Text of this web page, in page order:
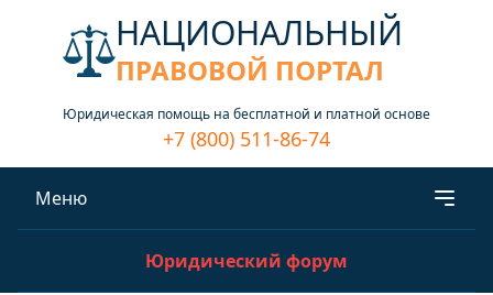
НАЦИОНАЛЬНЫЙ
ПРАВОВОЙ ПОРТАЛ
Юридическая помощь на бесплатной и платной основе
+7 (800) 511-86-74
Меню
Юридический форум